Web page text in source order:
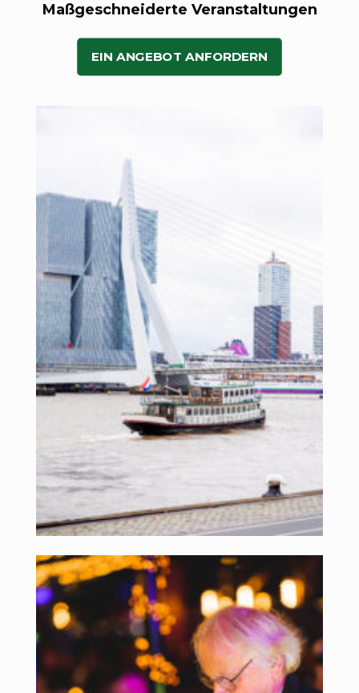
Maßgeschneiderte Veranstaltungen
EIN ANGEBOT ANFORDERN